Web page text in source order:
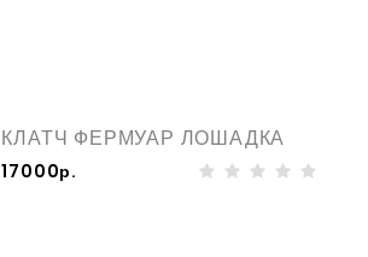
КЛАТЧ ФЕРМУАР ЛОШАДКА
17000р.